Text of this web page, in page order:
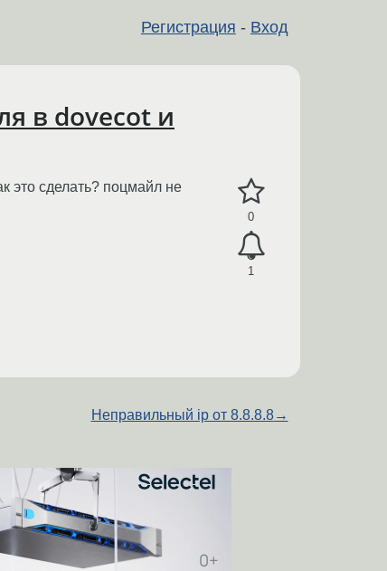
Регистрация - Вход
в dovecot и
0
1
это сделать? поцмайл не
Неправильный ip от 8.8.8.8→